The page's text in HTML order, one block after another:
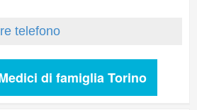
telefono
di famiglia Torino